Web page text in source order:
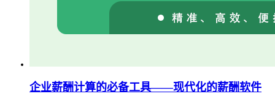
企业薪酬计算的必备工具——现代化的薪酬软件